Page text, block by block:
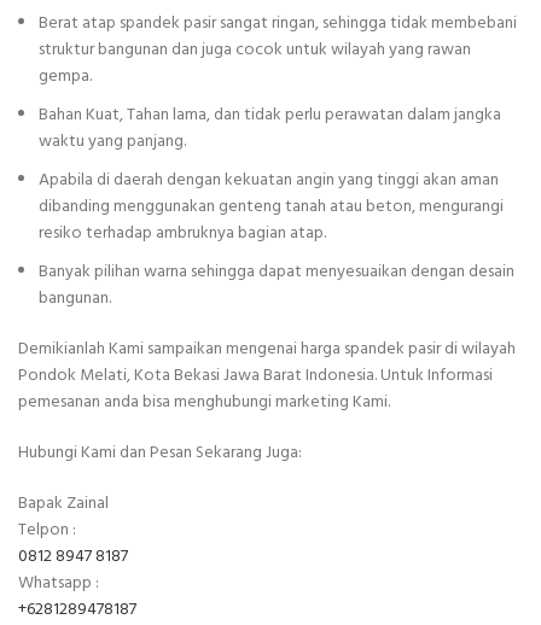
Berat atap spandek pasir sangat ringan, sehingga tidak membebani
struktur bangunan dan juga cocok untuk wilayah yang rawan
gempa.
Bahan Kuat, Tahan lama, dan tidak perlu perawatan dalam jangka
waktu yang panjang.
Apabila di daerah dengan kekuatan angin yang tinggi akan aman
dibanding menggunakan genteng tanah atau beton, mengurangi
resiko terhadap ambruknya bagian atap.
Banyak pilihan warna sehingga dapat menyesuaikan dengan desain
bangunan.
Demikianlah Kami sampaikan mengenai harga spandek pasir di wilayah
Pondok Melati, Kota Bekasi Jawa Barat Indonesia. Untuk Informasi
pemesanan anda bisa menghubungi marketing Kami.
Hubungi Kami dan Pesan Sekarang Juga:
Bapak Zainal
Telpon :
0812 8947 8187
Whatsapp :
+6281289478187